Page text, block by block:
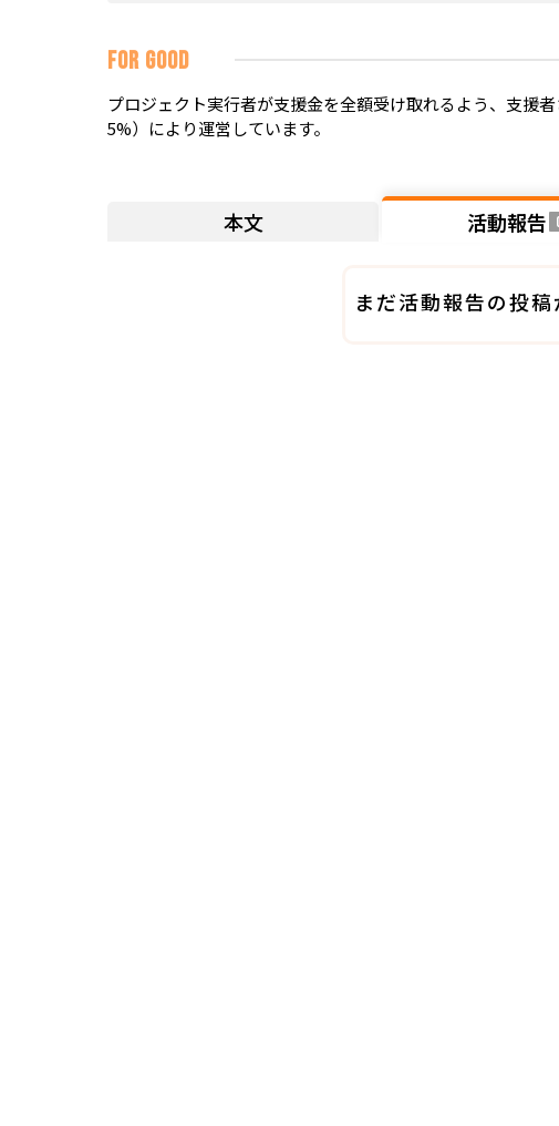
FOR GOOD
プロジェクト実行者が支援金を全額受け取れるよう、支援
5%）により運営しています。
本文 活動報告
まだ活動報告の投